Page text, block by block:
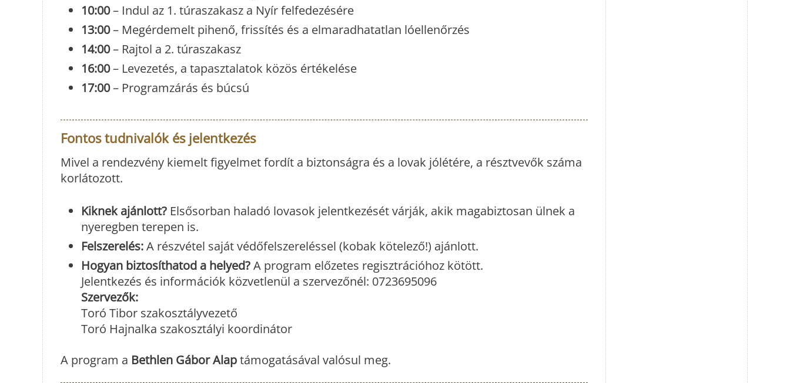
10:00– Indul az 1. túraszakasz a Nyír felfedezésére
13:00– Megérdemelt pihenő, frissítés és a elmaradhatatlan lóellenőrzés
14:00– Rajtol a 2. túraszakasz
16:00– Levezetés, a tapasztalatok közös értékelése
17:00– Programzárás és búcsú
Fontos tudnivalók és jelentkezés
Mivel a rendezvény kiemelt figyelmet fordít a biztonságra és a lovak jólétére, a résztvevők száma
korlátozott.
Kiknek ajánlott? Elsősorban haladó lovasok jelentkezését várják, akik magabiztosan ülnek a
nyeregben terepen is.
Felszerelés:A részvétel saját védőfelszereléssel (kobak kötelező!) ajánlott.
Hogyan biztosíthatod a helyed?A program előzetes regisztrációhoz kötött.
Jelentkezés és információk közvetlenül a szervezőnél: 0723695096
Szervezők:
Toró Tibor szakosztályvezető
Toró Hajnalka szakosztályi koordinátor
A program a Bethlen Gábor Alaptámogatásával valósul meg.